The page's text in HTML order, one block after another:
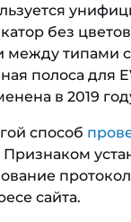
без
типами
полоса для
в 2019
способ
Признаком
сайта.